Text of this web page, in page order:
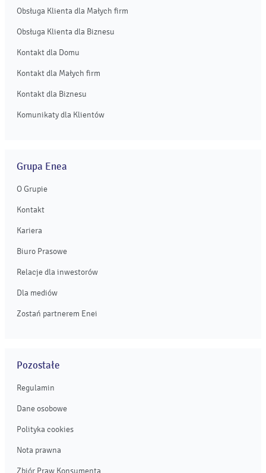
Obsługa Klienta dla Małych firm
Obsługa Klienta dla Biznesu
Kontakt dla Domu
Kontakt dla Małych firm
Kontakt dla Biznesu
Komunikaty dla Klientów
Grupa Enea
O Grupie
Kontakt
Kariera
Biuro Prasowe
Relacje dla inwestorów
Dla mediów
Zostań partnerem Enei
Pozostałe
Regulamin
Dane osobowe
Polityka cookies
Nota prawna